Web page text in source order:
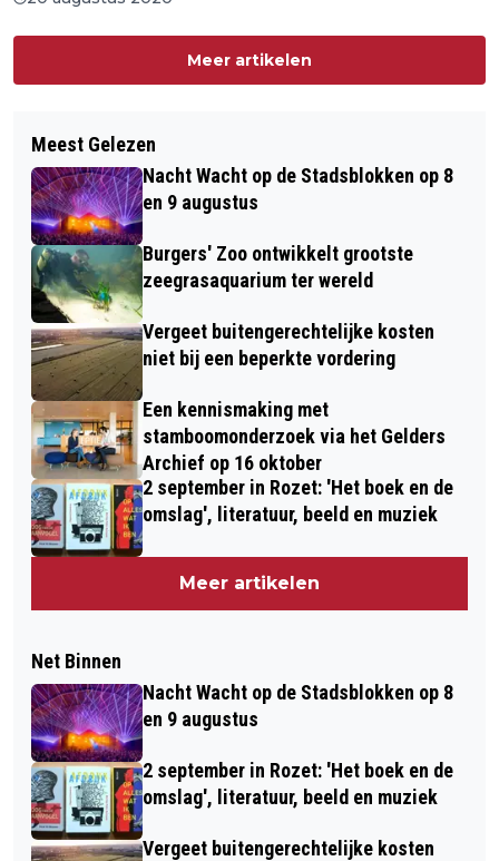
Meer artikelen
Meest Gelezen
Nacht Wacht op de Stadsblokken op 8
en 9 augustus
Burgers' Zoo ontwikkelt grootste
zeegrasaquarium ter wereld
Vergeet buitengerechtelijke kosten
niet bij een beperkte vordering
Een kennismaking met
stamboomonderzoek via het Gelders
Archief op 16 oktober
2 september in Rozet: 'Het boek en de
omslag', literatuur, beeld en muziek
Meer artikelen
Net Binnen
Nacht Wacht op de Stadsblokken op 8
en 9 augustus
2 september in Rozet: 'Het boek en de
omslag', literatuur, beeld en muziek
Vergeet buitengerechtelijke kosten